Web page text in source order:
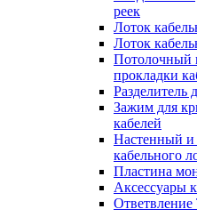
реек
Лоток
Лоток
Потолочный
прокладки
Разделитель
Зажим для
кабелей
Настенный и
кабельного
Пластина
Аксессуары
Ответвление